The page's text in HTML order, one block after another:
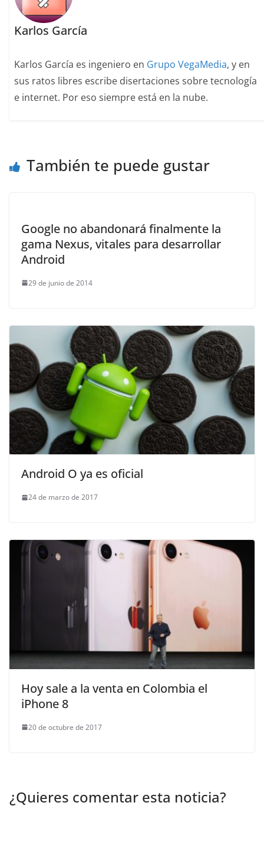
Karlos García
Karlos García es ingeniero en Grupo VegaMedia, y en
sus ratos libres escribe disertaciones sobre tecnología
e internet. Por eso siempre está en la nube.
También te puede gustar
Google no abandonará finalmente la
gama Nexus, vitales para desarrollar
Android
29 de junio de 2014
Android O ya es oficial
24 de marzo de 2017
Hoy sale a la venta en Colombia el
iPhone 8
20 de octubre de 2017
¿Quieres comentar esta noticia?